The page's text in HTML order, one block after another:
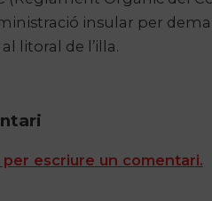
insular per
litoral de l’illa.
escriure un comentari.